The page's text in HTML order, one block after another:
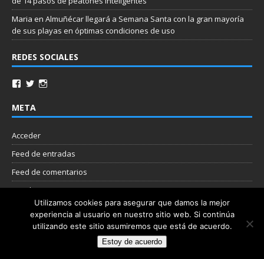
Maria en Almuñécar llegará a Semana Santa con la gran mayoría
de sus playas en óptimas condiciones de uso
REDES SOCIALES
META
Acceder
Feed de entradas
Feed de comentarios
WordPress.org
Nube de etiquetas
Copyright © 2026 | Plantilla WordPress por
Utilizamos cookies para asegurar que damos la mejor
experiencia al usuario en nuestro sitio web. Si continúa
utilizando este sitio asumiremos que está de acuerdo.
Estoy de acuerdo